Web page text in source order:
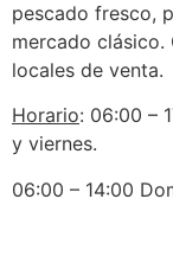
pescado fresco,
mercado clásico.
locales de venta.
Horario: 06:00 –
y viernes.
06:00 – 14:00